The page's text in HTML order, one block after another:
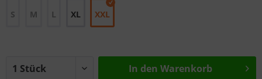
S M L XL XXL
In den Warenkorb